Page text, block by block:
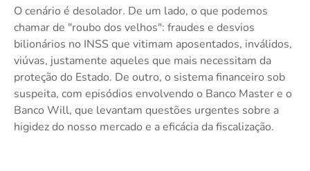
O cenário é desolador. De um lado, o que podemos
chamar de "roubo dos velhos": fraudes e desvios
bilionários no INSS que vitimam aposentados, inválidos,
viúvas, justamente aqueles que mais necessitam da
proteção do Estado. De outro, o sistema financeiro sob
suspeita, com episódios envolvendo o Banco Master e o
Banco Will, que levantam questões urgentes sobre a
higidez do nosso mercado e a eficácia da fiscalização.